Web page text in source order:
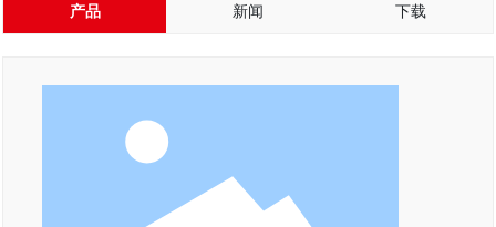
产品 新闻 下载